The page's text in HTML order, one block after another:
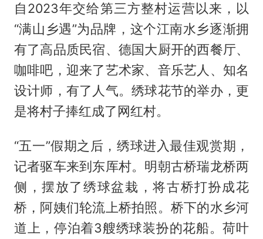
自2023年交给第三方整村运营以来，以
“满山乡遇”为品牌，这个江南水乡逐渐拥
有了高品质民宿、德国大厨开的西餐厅、
咖啡吧，迎来了艺术家、音乐艺人、知名
设计师，有了人气。绣球花节的举办，更
是将村子捧红成了网红村。
“五一”假期之后，绣球进入最佳观赏期，
记者驱车来到东厍村。明朝古桥瑞龙桥两
侧，摆放了绣球盆栽，将古桥打扮成花
桥，阿姨们轮流上桥拍照。桥下的水乡河
道上，停泊着3艘绣球装扮的花船。荷叶